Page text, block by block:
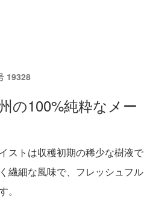
19328
の100%純粋なメー
ストは収穫初期の稀少な樹液で
繊細な風味で、フレッシュフル